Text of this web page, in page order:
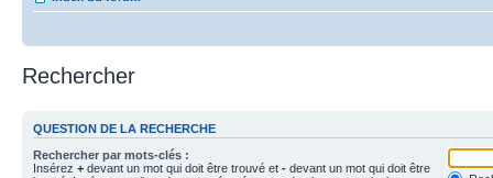
Rechercher
QUESTION DE LA RECHERCHE
Rechercher par mots-clés :
Insérez + devant un mot qui doit être trouvé et - devant un mot qui doit être